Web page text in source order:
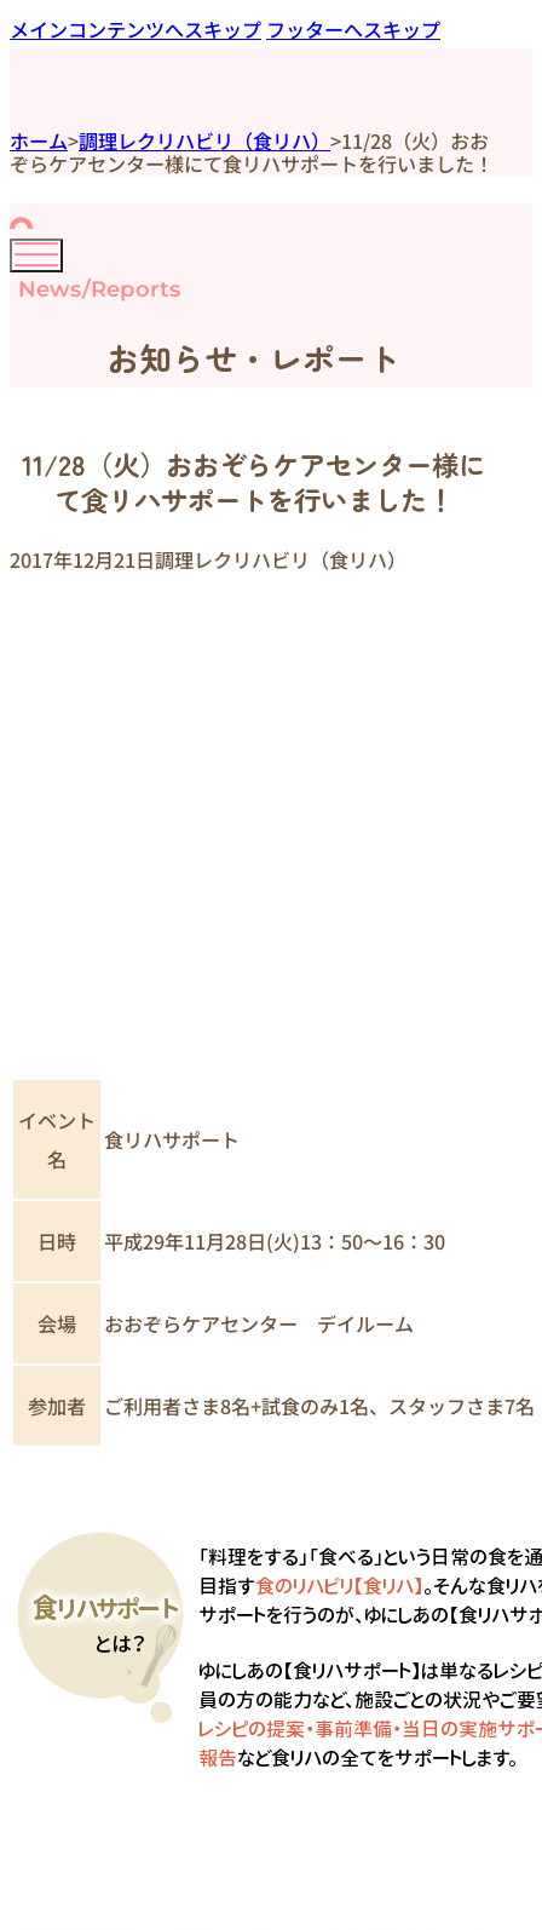
メインコンテンツへスキップ フッターへスキップ
ホーム>調理レクリハビリ（食リハ） >11/28（火）おお
ぞらケアセンター様にて食リハサポートを行いました！
News/Reports
お知らせ・レポート
11/28（火）おおぞらケアセンター様に
て食リハサポートを行いました！
2017年12月21日調理レクリハビリ（食リハ）
イベント
名
食リハサポート
日時 平成29年11月28日(火)13：50～16：30
会場 おおぞらケアセンター デイルーム
参加者 ご利用者さま8名+試食のみ1名、スタッフさま7名